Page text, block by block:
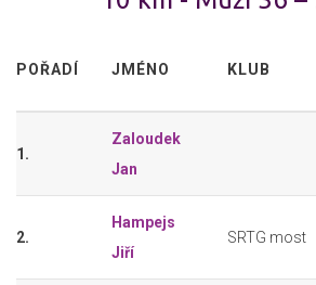
POŘADÍ JMÉNO KLUB
1.
Zaloudek
Jan
2.
Hampejs
Jiří
SRTG most